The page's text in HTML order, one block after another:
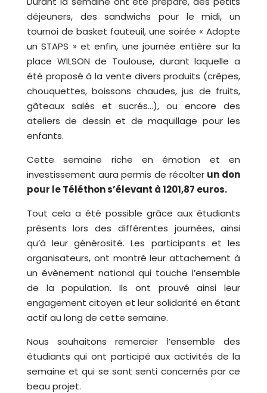
déjeuners, des sandwichs pour le midi, un
tournoi de basket fauteuil, une soirée « Adopte
un STAPS » et enfin, une journée entière sur la
place WILSON de Toulouse, durant laquelle a
été proposé à la vente divers produits (crêpes,
chouquettes, boissons chaudes, jus de fruits,
gâteaux salés et sucrés…), ou encore des
ateliers de dessin et de maquillage pour les
enfants.
Cette semaine riche en émotion et en
investissement aura permis de récolter un don
pour le Téléthon s’élevant à 1201,87 euros.
Tout cela a été possible grâce aux étudiants
présents lors des différentes journées, ainsi
qu’à leur générosité. Les participants et les
organisateurs, ont montré leur attachement à
un évènement national qui touche l’ensemble
de la population. Ils ont prouvé ainsi leur
engagement citoyen et leur solidarité en étant
actif au long de cette semaine.
Nous souhaitons remercier l’ensemble des
étudiants qui ont participé aux activités de la
semaine et qui se sont senti concernés par ce
beau projet.